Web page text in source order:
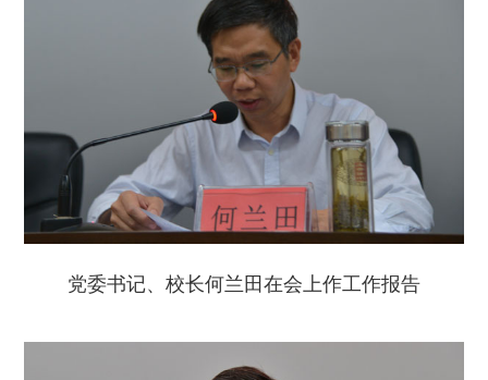
党委书记、校长何兰田在会上作工作报告